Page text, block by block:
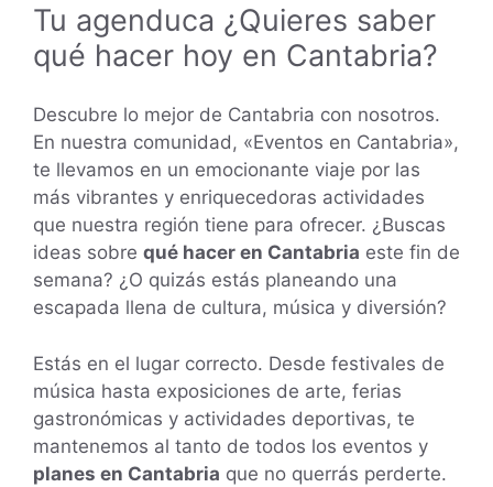
Tu agenduca ¿Quieres saber
qué hacer hoy en Cantabria?
Descubre lo mejor de Cantabria con nosotros.
En nuestra comunidad, «Eventos en Cantabria»,
te llevamos en un emocionante viaje por las
más vibrantes y enriquecedoras actividades
que nuestra región tiene para ofrecer. ¿Buscas
ideas sobre qué hacer en Cantabria este fin de
semana? ¿O quizás estás planeando una
escapada llena de cultura, música y diversión?
Estás en el lugar correcto. Desde festivales de
música hasta exposiciones de arte, ferias
gastronómicas y actividades deportivas, te
mantenemos al tanto de todos los eventos y
planes en Cantabria que no querrás perderte.